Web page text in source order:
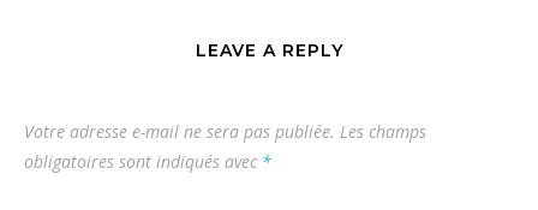
LEAVE A REPLY
Votre adresse e-mail ne sera pas publiée. Les champs
obligatoires sont indiqués avec *